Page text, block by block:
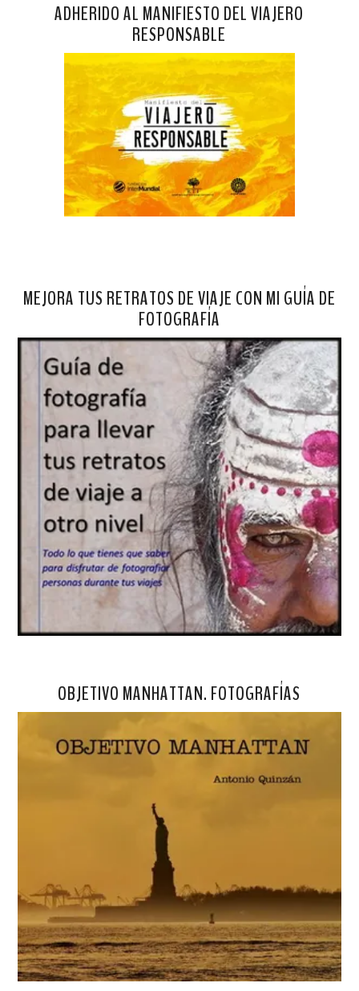
ADHERIDO AL MANIFIESTO DEL VIAJERO
RESPONSABLE
MEJORA TUS RETRATOS DE VIAJE CON MI GUÍA DE
FOTOGRAFÍA
OBJETIVO MANHATTAN. FOTOGRAFÍAS